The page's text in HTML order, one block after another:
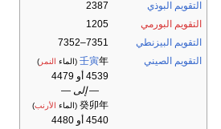
التقويم البوذي
2387
التقويم البورمي
1205
التقويم البيزنطي
7351–7352
التقويم الصيني
壬寅年 (الماء النمر )
4539 أو 4479
— إلى —
癸卯年 (الماء الأرنب)
4540 أو 4480